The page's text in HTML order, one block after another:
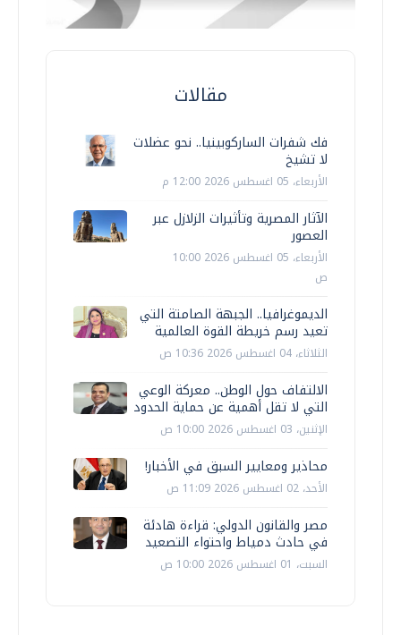
مقالات
فك شفرات الساركوبينيا.. نحو عضلات
لا تشيخ
الأربعاء، 05 اغسطس 2026 12:00 م
الآثار المصرية وتأثيرات الزلازل عبر
العصور
الأربعاء، 05 اغسطس 2026 10:00
ص
الديموغرافيا.. الجبهة الصامتة التي
تعيد رسم خريطة القوة العالمية
الثلاثاء، 04 اغسطس 2026 10:36 ص
الالتفاف حول الوطن.. معركة الوعي
التي لا تقل أهمية عن حماية الحدود
الإثنين، 03 اغسطس 2026 10:00 ص
محاذير ومعايير السبق في الأخبار!
الأحد، 02 اغسطس 2026 11:09 ص
مصر والقانون الدولي: قراءة هادئة
في حادث دمياط واحتواء التصعيد
السبت، 01 اغسطس 2026 10:00 ص